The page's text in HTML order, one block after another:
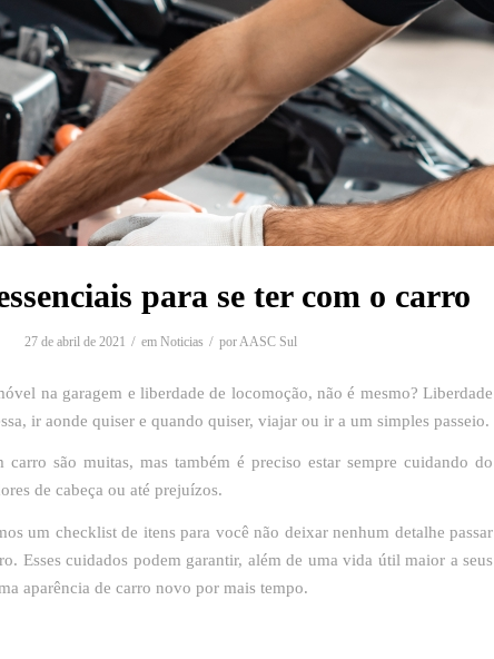
para se ter com o carro
27 de abril de 2021 / em Noticias / porAASC Sul
na garagem e liberdade de locomoção, não é mesmo? Liberdade
ir aonde quiser e quando quiser, viajar ou ir a um simples passeio.
carro são muitas, mas também é preciso estar sempre cuidando do
de cabeça ou até prejuízos.
um checklist de itens para você não deixar nenhum detalhe passar
Esses cuidados podem garantir, além de uma vida útil maior a seus
aparência de carro novo por mais tempo.